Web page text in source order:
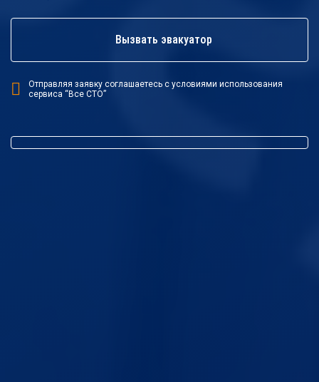
Вызвать эвакуатор
Отправляя заявку соглашаетесь с условиями использования
сервиса “Все СТО”